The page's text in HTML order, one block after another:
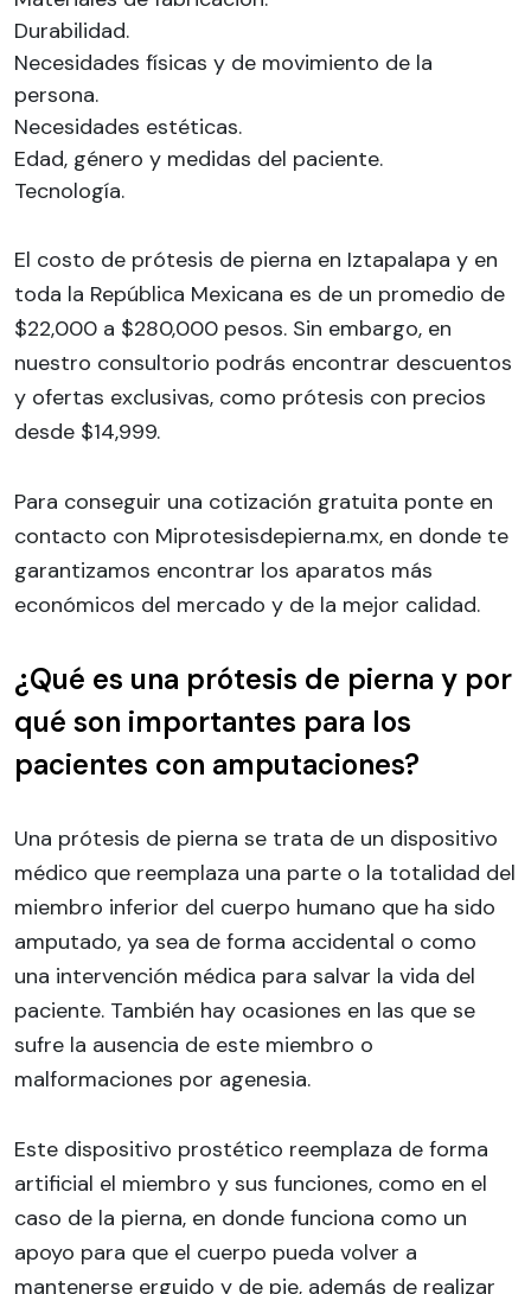
Durabilidad.
Necesidades físicas y de movimiento de la
persona.
Necesidades estéticas.
Edad, género y medidas del paciente.
Tecnología.
El costo de prótesis de pierna en Iztapalapa y en
toda la República Mexicana es de un promedio de
$22,000 a $280,000 pesos. Sin embargo, en
nuestro consultorio podrás encontrar descuentos
y ofertas exclusivas, como prótesis con precios
desde $14,999.
Para conseguir una cotización gratuita ponte en
contacto con Miprotesisdepierna.mx, en donde te
garantizamos encontrar los aparatos más
económicos del mercado y de la mejor calidad.
¿Qué es una prótesis de pierna y por
qué son importantes para los
pacientes con amputaciones?
Una prótesis de pierna se trata de un dispositivo
médico que reemplaza una parte o la totalidad del
miembro inferior del cuerpo humano que ha sido
amputado, ya sea de forma accidental o como
una intervención médica para salvar la vida del
paciente. También hay ocasiones en las que se
sufre la ausencia de este miembro o
malformaciones por agenesia.
Este dispositivo prostético reemplaza de forma
artificial el miembro y sus funciones, como en el
caso de la pierna, en donde funciona como un
apoyo para que el cuerpo pueda volver a
mantenerse erguido y de pie, además de realizar